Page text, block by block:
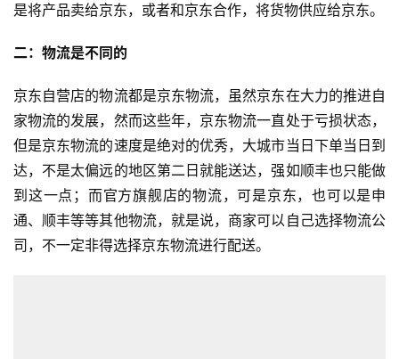
是将产品卖给京东，或者和京东合作，将货物供应给京东。
二：物流是不同的
京东自营店的物流都是京东物流，虽然京东在大力的推进自
家物流的发展，然而这些年，京东物流一直处于亏损状态，
但是京东物流的速度是绝对的优秀，大城市当日下单当日到
达，不是太偏远的地区第二日就能送达，强如顺丰也只能做
到这一点；而官方旗舰店的物流，可是京东，也可以是申
通、顺丰等等其他物流，就是说，商家可以自己选择物流公
司，不一定非得选择京东物流进行配送。